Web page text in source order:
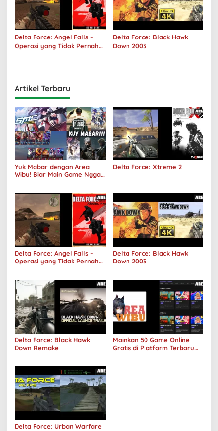
Delta Force: Angel Falls –
Operasi yang Tidak Pernah
Delta Force: Black Hawk
Down 2003
Artikel Terbaru
Yuk Mabar dengan Area
Wibu! Biar Main Game Nggak
Delta Force: Xtreme 2
Delta Force: Angel Falls –
Operasi yang Tidak Pernah
Delta Force: Black Hawk
Down 2003
Delta Force: Black Hawk
Down Remake
Mainkan 50 Game Online
Gratis di Platform Terbaru
Delta Force: Urban Warfare